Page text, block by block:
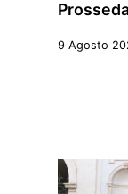
Prosseda
9 Agosto